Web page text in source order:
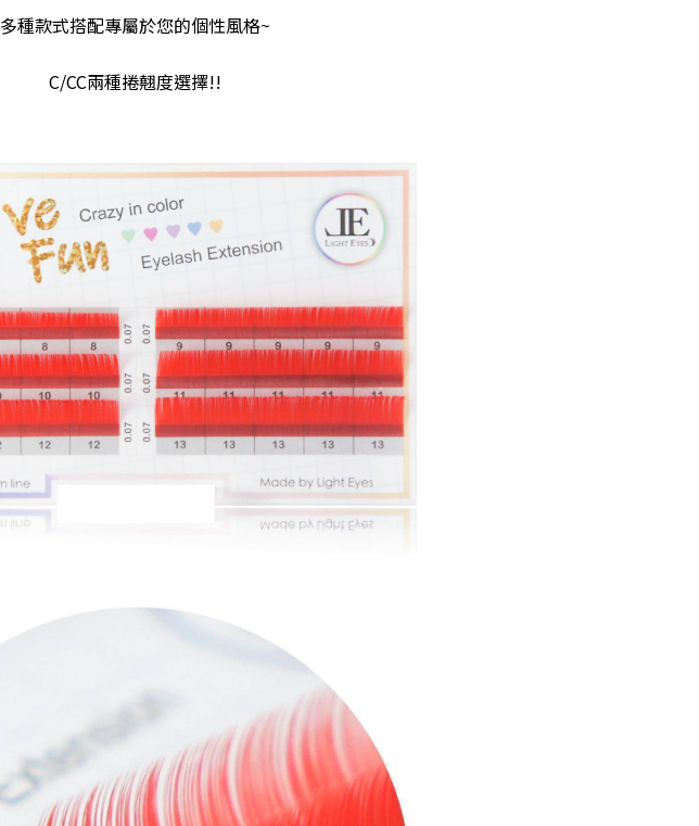
多種款式搭配專屬於您的個性風格~
C/CC兩種捲翹度選擇!!